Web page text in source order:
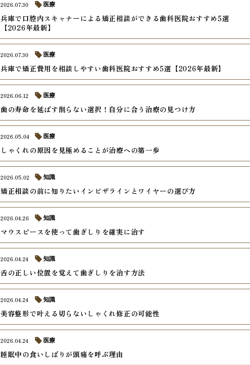
兵庫で口腔内スキャナーによる矯正相談ができる歯科医院おすすめ5選
【2026年最新】
2026.07.30 医療
兵庫で矯正費用を相談しやすい歯科医院おすすめ5選【2026年最新】
2026.07.30 医療
歯の寿命を延ばす削らない選択！自分に合う治療の見つけ方
2026.06.12 医療
しゃくれの原因を見極めることが治療への第一歩
2026.05.04 医療
矯正相談の前に知りたいインビザラインとワイヤーの選び方
2026.05.02 知識
マウスピースを使って歯ぎしりを確実に治す
2026.04.26 知識
舌の正しい位置を覚えて歯ぎしりを治す方法
2026.04.24 知識
美容整形で叶える切らないしゃくれ修正の可能性
2026.04.24 知識
睡眠中の食いしばりが頭痛を呼ぶ理由
2026.04.24 医療